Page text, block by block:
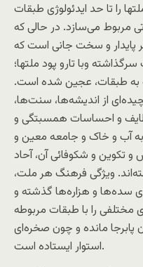
را تا حد ايدئولوژی طبقات
مربوط می‌سازد. در حالی که
پايدار و سخت جانی است که
وبا تارو پود ملتها؛
به طبقات، عجين شده است.
از انديشه‌ها، سنت‌ها،
و احساسات همسبتگی و
آب و خاک و جامعه معين و
تکوين و شکوفائی آن، آحاد
ويژگی فرهنگ هر ملت،
سده‌ها و هزاره‌ها گذشته و
را با طبقات مربوطه
مانده و چون صخره‌ای
استوار ايستاده است.